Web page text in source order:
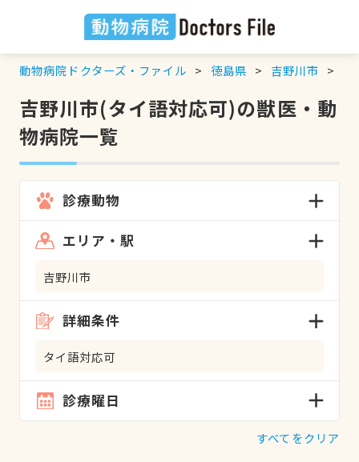
動物病院ドクターズ・ファイル 徳島県 吉野川市
吉野川市(タイ語対応可)の獣医・動
物病院一覧
診療動物
エリア・駅
吉野川市
詳細条件
タイ語対応可
診療曜日
すべてをクリア